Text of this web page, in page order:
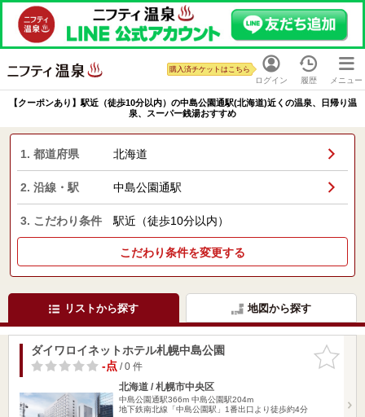
ログイン
購入済チケットはこちら
履歴 メニュー
【クーポンあり】駅近（徒歩10分以内）の中島公園通駅(北海道)近くの温泉、日帰り温
泉、スーパー銭湯おすすめ
1. 都道府県 北海道
2. 沿線・駅 中島公園通駅
3. こだわり条件 駅近（徒歩10分以内）
こだわり条件を変更する
リストから探す 地図から探す
お気に入
りに追加
ダイワロイネットホテル札幌中島公園
-点/ 0 件
北海道 / 札幌市中央区
中島公園通駅366m 中島公園駅204m
地下鉄南北線「中島公園駅」1番出口より徒歩約4分